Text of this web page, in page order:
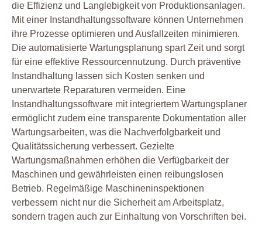
die Effizienz und Langlebigkeit von Produktionsanlagen.
Mit einer Instandhaltungssoftware können Unternehmen
ihre Prozesse optimieren und Ausfallzeiten minimieren.
Die automatisierte Wartungsplanung spart Zeit und sorgt
für eine effektive Ressourcennutzung. Durch präventive
Instandhaltung lassen sich Kosten senken und
unerwartete Reparaturen vermeiden. Eine
Instandhaltungssoftware mit integriertem Wartungsplaner
ermöglicht zudem eine transparente Dokumentation aller
Wartungsarbeiten, was die Nachverfolgbarkeit und
Qualitätssicherung verbessert. Gezielte
Wartungsmaßnahmen erhöhen die Verfügbarkeit der
Maschinen und gewährleisten einen reibungslosen
Betrieb. Regelmäßige Maschineninspektionen
verbessern nicht nur die Sicherheit am Arbeitsplatz,
sondern tragen auch zur Einhaltung von Vorschriften bei.